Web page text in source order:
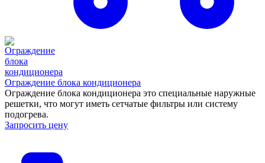
Ограждение блока кондиционера
Ограждение блока кондиционера это специальные наружные
решетки, что могут иметь сетчатые фильтры или систему
подогрева.
Запросить цену